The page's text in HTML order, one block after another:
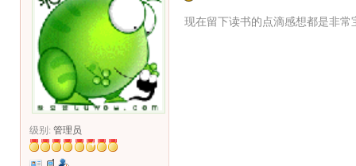
级别: 管理员
现在留下读书的点滴感想都是非